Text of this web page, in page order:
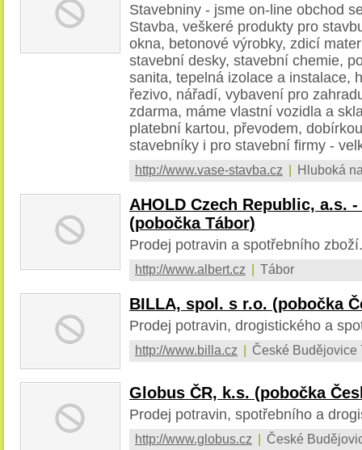
Stavebniny - jsme on-line obchod
Stavba, veškeré produkty pro
okna, betonové výrobky, zdicí
stavební desky, stavební chemie,
sanita, tepelná izolace a instalace,
řezivo, nářadí, vybavení pro
zdarma, máme vlastní vozidla a
platební kartou, převodem,
stavebníky i pro stavební firmy -
http://www.vase-stavba.cz | Hluboká
AHOLD Czech Republic, a.s.
(pobočka Tábor)
Prodej potravin a spotřebního zboží.
http://www.albert.cz | Tábor
BILLA, spol. s r.o. (pobočka
Prodej potravin, drogistického a
http://www.billa.cz | České Budějovice
Globus ČR, k.s. (pobočka
Prodej potravin, spotřebního a
http://www.globus.cz | České